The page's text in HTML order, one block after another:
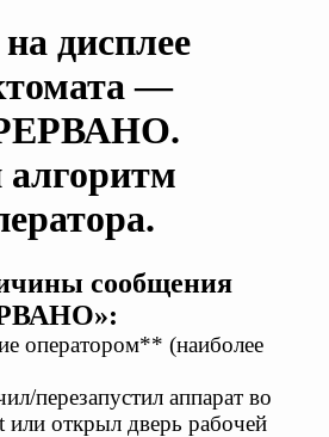
дисплее
—
сообщения
оператором** (наиболее
перезапустил аппарат во
или открыл дверь рабочей